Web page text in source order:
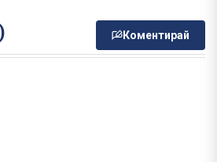
Коментирай